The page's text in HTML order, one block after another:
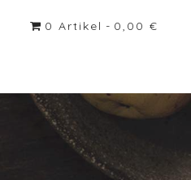
0 Artikel 0,00 €